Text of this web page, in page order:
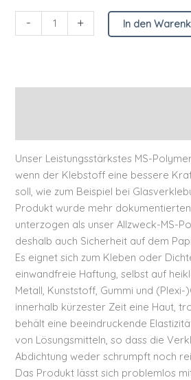
- + In den
Unser Leistungsstärkstes MS-
wenn der Klebstoff eine bessere
soll, wie zum Beispiel bei
Produkt wurde mehr
unterzogen als unser Allzweck-MS-
deshalb auch Sicherheit auf dem
Es eignet sich zum Kleben oder
einwandfreie Haftung, selbst auf
Metall, Kunststoff, Gummi und (Plexi-
innerhalb kürzester Zeit eine Haut,
behält eine beeindruckende
von Lösungsmitteln, so dass die
Abdichtung weder schrumpft noch
Das Produkt lässt sich problemlos